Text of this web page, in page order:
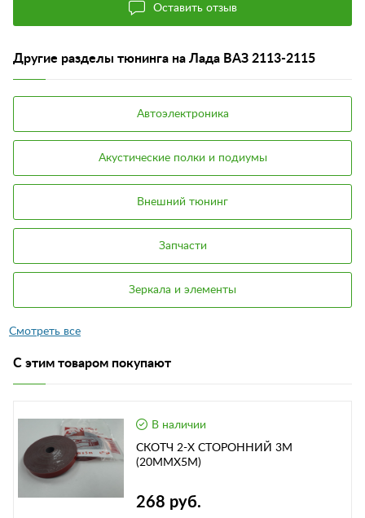
Оставить отзыв
Другие разделы тюнинга на Лада ВАЗ 2113-2115
Автоэлектроника
Акустические полки и подиумы
Внешний тюнинг
Запчасти
Зеркала и элементы
С этим товаром покупают
В наличии
СКОТЧ 2-Х СТОРОННИЙ 3М
(20ММХ5М)
268 руб.